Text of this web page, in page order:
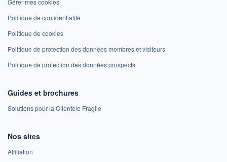
Gérer mes cookies
Politique de confidentialité
Politique de cookies
Politique de protection des données membres et visiteurs
Politique de protection des données prospects
Guides et brochures
Solutions pour la Clientèle Fragile
Nos sites
Affiliation